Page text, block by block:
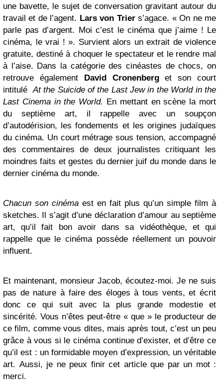
une bavette, le sujet de conversation gravitant autour du
travail et de l’agent. Lars von Triers’agace. « On ne me
parle pas d’argent. Moi c’est le cinéma que j’aime ! Le
cinéma, le vrai ! ». Survient alors un extrait de violence
gratuite, destiné à choquer le spectateur et le rendre mal
à l’aise. Dans la catégorie des cinéastes de chocs, on
retrouve également David Cronenberget son court
intituléAt the Suicide of the Last Jew in the World in the
Last Cinema in the World. En mettant en scène la mort
du septième art, il rappelle avec un soupçon
d’autodérision, les fondements et les origines judaïques
du cinéma. Un court métrage sous tension, accompagné
des commentaires de deux journalistes critiquant les
moindres faits et gestes du dernier juif du monde dans le
dernier cinéma du monde.
Chacun son cinéma est en fait plus qu’un simple film à
sketches. Il s’agit d’une déclaration d’amour au septième
art, qu’il fait bon avoir dans sa vidéothèque, et qui
rappelle que le cinéma possède réellement un pouvoir
influent.
Et maintenant, monsieur Jacob, écoutez-moi. Je ne suis
pas de nature à faire des éloges à tous vents, et écrit
donc ce qui suit avec la plus grande modestie et
sincérité. Vous n’êtes peut-être « que » le producteur de
ce film, comme vous dites, mais après tout, c’est un peu
grâce à vous si le cinéma continue d’exister, et d’être ce
qu’il est : un formidable moyen d’expression, un véritable
art. Aussi, je ne peux finir cet article que par un mot :
merci.